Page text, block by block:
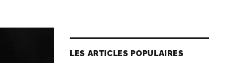
LES ARTICLES POPULAIRES